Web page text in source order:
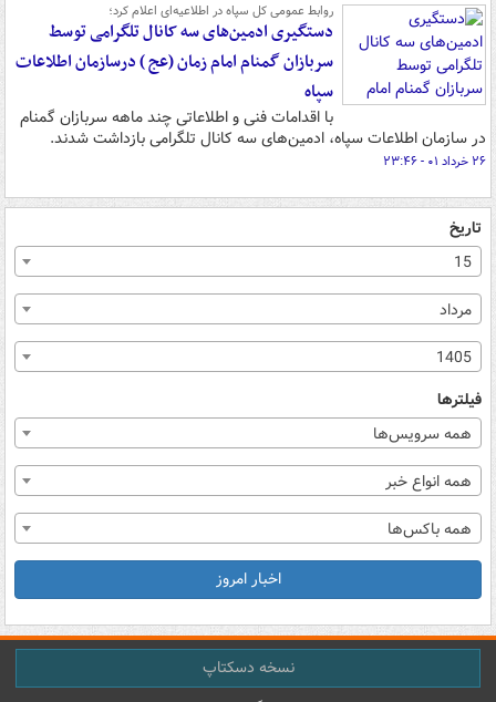
روابط عمومی کل سپاه در اطلاعیه‌ای اعلام کرد؛
دستگیری ادمین‌های سه کانال تلگرامی توسط
سربازان گمنام امام زمان (عج ) درسازمان اطلاعات
سپاه
با اقدامات فنی و اطلاعاتی چند ماهه سربازان گمنام
در سازمان اطلاعات سپاه، ادمین‌های سه کانال تلگرامی بازداشت شدند.
۲۶ خرداد ۰۱ - ۲۳:۴۶
تاریخ
15
مرداد
1405
فیلترها
همه سرویس‌ها
همه انواع خبر
همه باکس‌ها
اخبار امروز
نسخه دسکتاپ